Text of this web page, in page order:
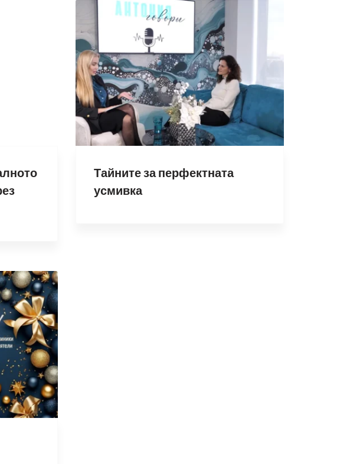
Тайните за перфектната
усмивка